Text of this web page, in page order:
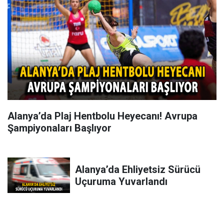
Alanya’da Plaj Hentbolu Heyecanı! Avrupa
Şampiyonaları Başlıyor
Alanya’da Ehliyetsiz Sürücü
Uçuruma Yuvarlandı